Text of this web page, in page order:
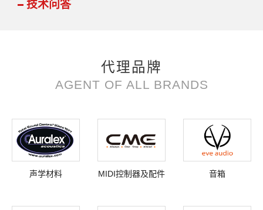
技术问答
代理品牌
AGENT OF ALL BRANDS
声学材料 MIDI控制器及配件 音箱